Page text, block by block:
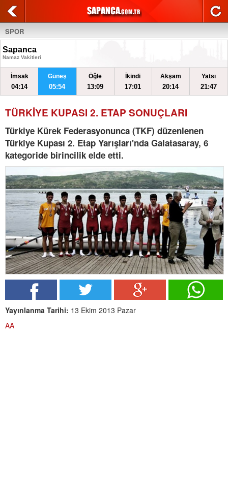
SPOR
Sapanca
Namaz Vakitleri
İmsak
04:14
Güneş
05:54
Öğle
13:09
İkindi
17:01
Akşam
20:14
Yatsı
21:47
TÜRKİYE KUPASI 2. ETAP SONUÇLARI
Türkiye Kürek Federasyonunca (TKF) düzenlenen
Türkiye Kupası 2. Etap Yarışları'nda Galatasaray, 6
kategoride birincilik elde etti.
Yayınlanma Tarihi: 13 Ekim 2013 Pazar
AA